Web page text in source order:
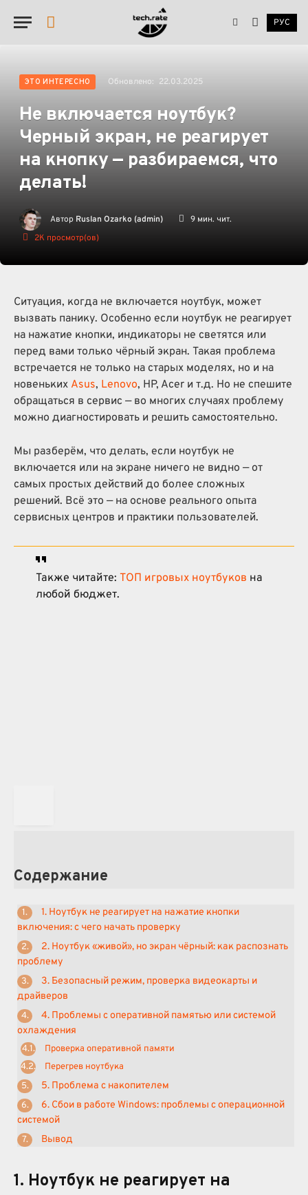
YouTube
РУС
ЭТО ИНТЕРЕСНО Обновлено: 22.03.2025
Не включается ноутбук?
Черный экран, не реагирует
на кнопку — разбираемся, что
делать!
Автор Ruslan Ozarko (admin)
9 мин. чит.
2K просмотр(ов)
Ситуация, когда не включается ноутбук, может
вызвать панику. Особенно если ноутбук не реагирует
на нажатие кнопки, индикаторы не светятся или
перед вами только чёрный экран. Такая проблема
встречается не только на старых моделях, но и на
новеньких Asus, Lenovo, HP, Acer и т.д. Но не спешите
обращаться в сервис — во многих случаях проблему
можно диагностировать и решить самостоятельно.
Мы разберём, что делать, если ноутбук не
включается или на экране ничего не видно — от
самых простых действий до более сложных
решений. Всё это — на основе реального опыта
сервисных центров и практики пользователей.
Также читайте: ТОП игровых ноутбуков на
любой бюджет.
Содержание
1. Ноутбук не реагирует на нажатие кнопки
включения: с чего начать проверку
2. Ноутбук «живой», но экран чёрный: как распознать
проблему
3. Безопасный режим, проверка видеокарты и
драйверов
4. Проблемы с оперативной памятью или системой
охлаждения
Проверка оперативной памяти
Перегрев ноутбука
5. Проблема с накопителем
6. Сбои в работе Windows: проблемы с операционной
системой
Вывод
1. Ноутбук не реагирует на